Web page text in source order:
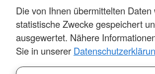
Die von Ihnen übermittelten Daten
statistische Zwecke gespeichert
ausgewertet. Nähere
Sie in unserer